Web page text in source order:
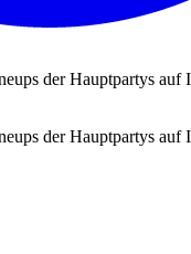
der Hauptpartys auf
der Hauptpartys auf